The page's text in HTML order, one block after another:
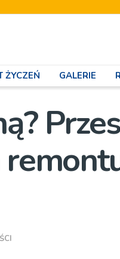
ŻYCZEŃ GALERIE